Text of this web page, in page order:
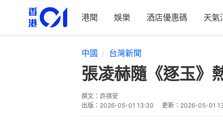
港聞 娛樂 酒店優惠碼 天氣
中國 台灣新聞
張凌赫隨《逐玉》
撰文： 許祺安
出版： 2026-05-01 13:30 更新： 2026-05-01